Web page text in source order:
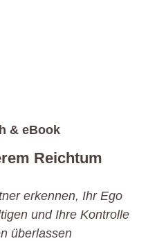
& eBook
Reichtum
erkennen, Ihr Ego
und Ihre Kontrolle
überlassen